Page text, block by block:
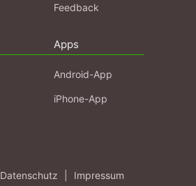
Feedback
Apps
Android-App
iPhone-App
Datenschutz Impressum